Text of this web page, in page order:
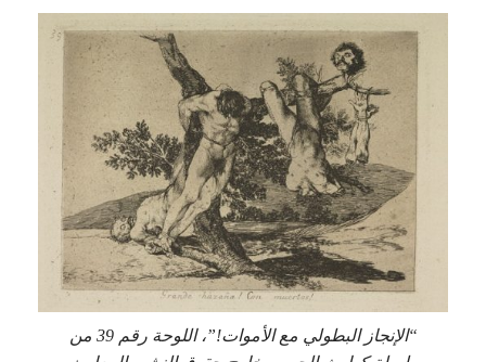
“الإنجاز البطولي مع الأموات!”، اللوحة رقم 39 من